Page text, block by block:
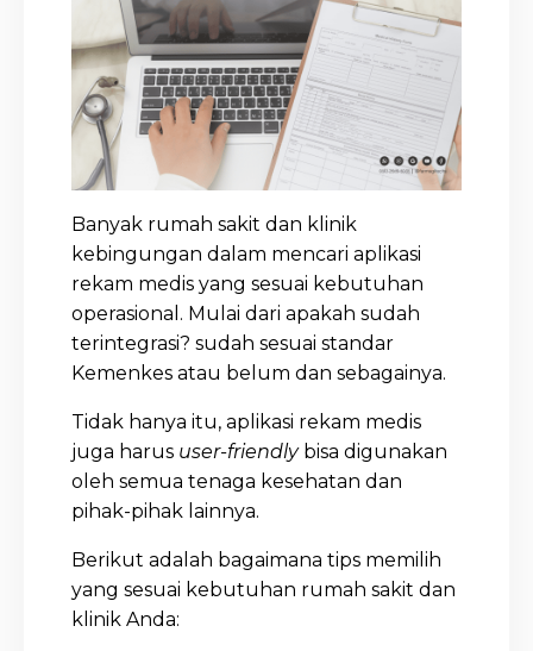
Banyak rumah sakit dan klinik
kebingungan dalam mencari aplikasi
rekam medis yang sesuai kebutuhan
operasional. Mulai dari apakah sudah
terintegrasi? sudah sesuai standar
Kemenkes atau belum dan sebagainya.
Tidak hanya itu, aplikasi rekam medis
juga harus user-friendlybisa digunakan
oleh semua tenaga kesehatan dan
pihak-pihak lainnya.
Berikut adalah bagaimana tips memilih
yang sesuai kebutuhan rumah sakit dan
klinik Anda: